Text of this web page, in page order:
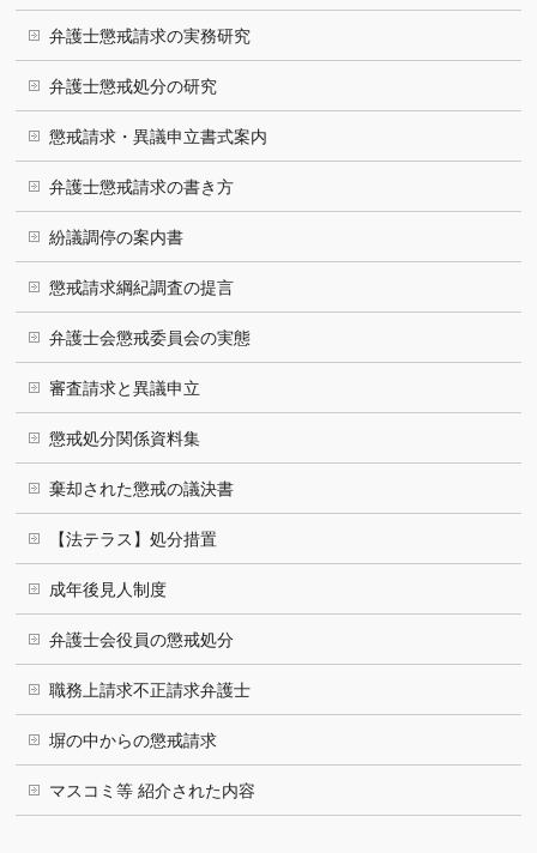
弁護士懲戒請求の実務研究
弁護士懲戒処分の研究
懲戒請求・異議申立書式案内
弁護士懲戒請求の書き方
紛議調停の案内書
懲戒請求綱紀調査の提言
弁護士会懲戒委員会の実態
審査請求と異議申立
懲戒処分関係資料集
棄却された懲戒の議決書
【法テラス】処分措置
成年後見人制度
弁護士会役員の懲戒処分
職務上請求不正請求弁護士
塀の中からの懲戒請求
マスコミ等 紹介された内容